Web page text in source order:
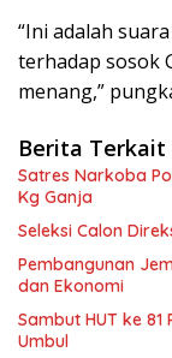
“Ini adalah
terhadap sosok
menang,”
Berita Terkait
Satres Narkoba
Kg Ganja
Seleksi Calon
Pembangunan
dan Ekonomi
Sambut HUT ke 81
Umbul